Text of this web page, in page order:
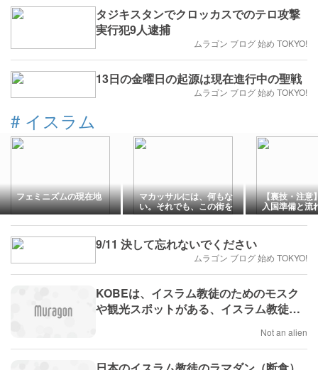
タジキスタンでクロッカスでのテロ攻撃
実行犯9人逮捕
ムラゴン ブログ 始め TOKYO!
13日の金曜日の起源は現在進行中の聖戦
ムラゴン ブログ 始め TOKYO!
# イスラム
フェミニズムの現在地 マカッサルには、何もな
い。それでも、この街を
好きになった。
【裏技・注意
入国準備と流
Arrival Card
請可能
9/11 決して忘れないでください
ムラゴン ブログ 始め TOKYO!
KOBEは、イスラム教徒のためのモスク
や観光スポットがある、イスラム教徒に
Not an alien